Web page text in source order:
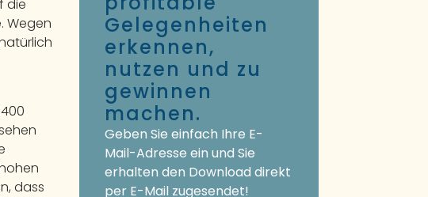
die
Wegen
dass
Gelegenheiten
erkennen,
nutzen und zu
gewinnen
machen.
Geben Sie einfach Ihre E-
Mail-Adresse ein und Sie
erhalten den Download direkt
per E-Mail zugesendet!